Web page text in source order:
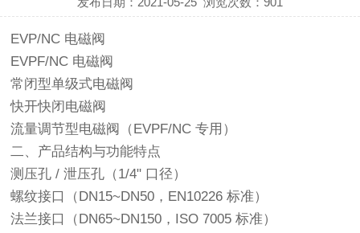
EVP/NC 电磁阀
EVPF/NC 电磁阀
常闭型单级式电磁阀
快开快闭电磁阀
流量调节型电磁阀（EVPF/NC 专用）
二、产品结构与功能特点
测压孔 / 泄压孔（1/4" 口径）
螺纹接口（DN15~DN50，EN10226 标准）
法兰接口（DN65~DN150，ISO 7005 标准）